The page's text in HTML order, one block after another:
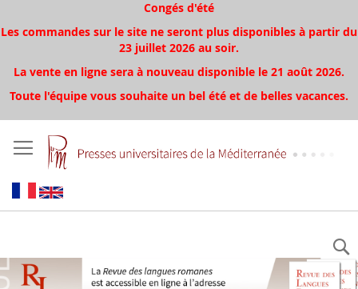
Congés d'été
Les commandes sur le site ne seront plus disponibles à partir du
23 juillet 2026 au soir.
La vente en ligne sera à nouveau disponible le 21 août 2026.
Toute l'équipe vous souhaite un bel été et de belles vacances.